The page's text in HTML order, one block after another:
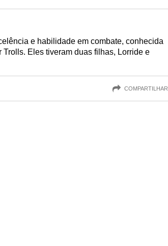
e habilidade em combate, conhecida
Eles tiveram duas filhas, Lorride e
COMPARTILHAR